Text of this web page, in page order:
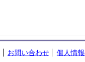
お問い合わせ
個人情